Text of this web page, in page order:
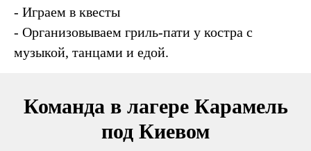
- Играем в квесты
- Организовываем гриль-пати у костра с
музыкой, танцами и едой.
Команда в лагере Карамель
под Киевом